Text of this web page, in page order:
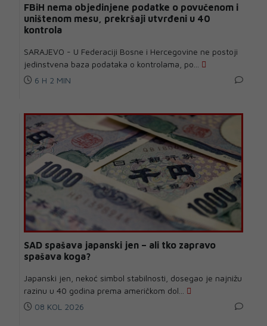
FBiH nema objedinjene podatke o povučenom i
uništenom mesu, prekršaji utvrđeni u 40
kontrola
SARAJEVO - U Federaciji Bosne i Hercegovine ne postoji
jedinstvena baza podataka o kontrolama, po...
6 H 2 MIN
SAD spašava japanski jen – ali tko zapravo
spašava koga?
Japanski jen, nekoć simbol stabilnosti, dosegao je najnižu
razinu u 40 godina prema američkom dol...
08 KOL 2026